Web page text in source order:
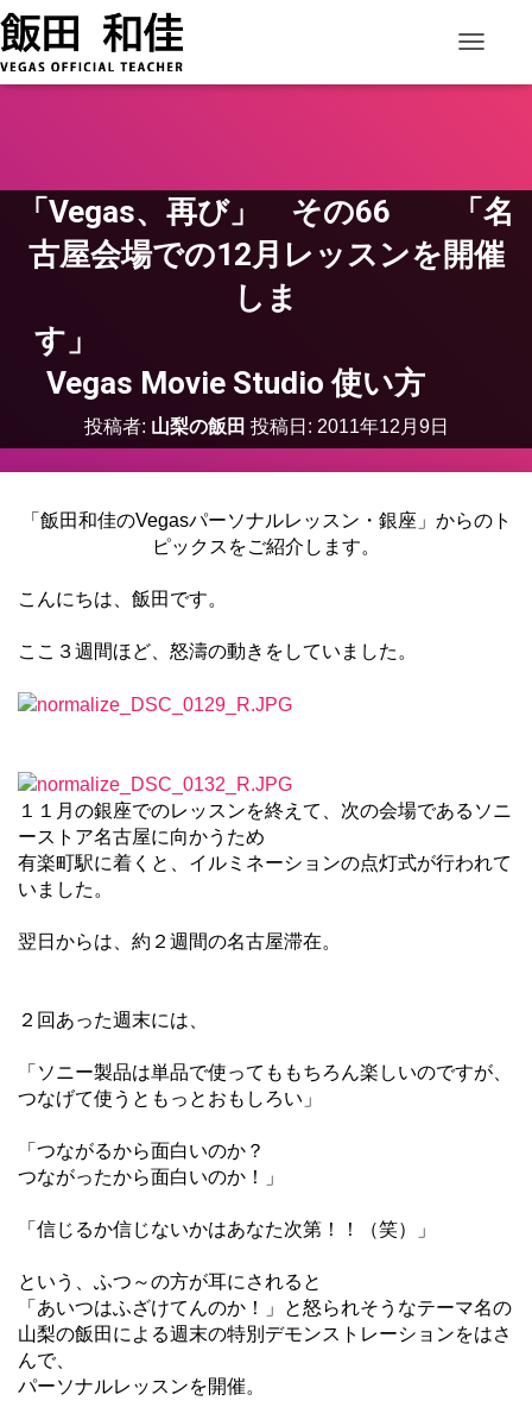
「Vegas、再び」 その66 「名
古屋会場での12月レッスンを開催
しま
す」
Vegas Movie Studio 使い方
投稿者: 山梨の飯田 投稿日: 2011年12月9日
「飯田和佳のVegasパーソナルレッスン・銀座」からのト
ピックスをご紹介します。
こんにちは、飯田です。
ここ３週間ほど、怒濤の動きをしていました。
１１月の銀座でのレッスンを終えて、次の会場であるソニ
ーストア名古屋に向かうため
有楽町駅に着くと、イルミネーションの点灯式が行われて
いました。
翌日からは、約２週間の名古屋滞在。
２回あった週末には、
「ソニー製品は単品で使ってももちろん楽しいのですが、
つなげて使うともっとおもしろい」
「つながるから面白いのか？
つながったから面白いのか！」
「信じるか信じないかはあなた次第！！（笑）」
という、ふつ～の方が耳にされると
「あいつはふざけてんのか！」と怒られそうなテーマ名の
山梨の飯田による週末の特別デモンストレーションをはさ
んで、
パーソナルレッスンを開催。